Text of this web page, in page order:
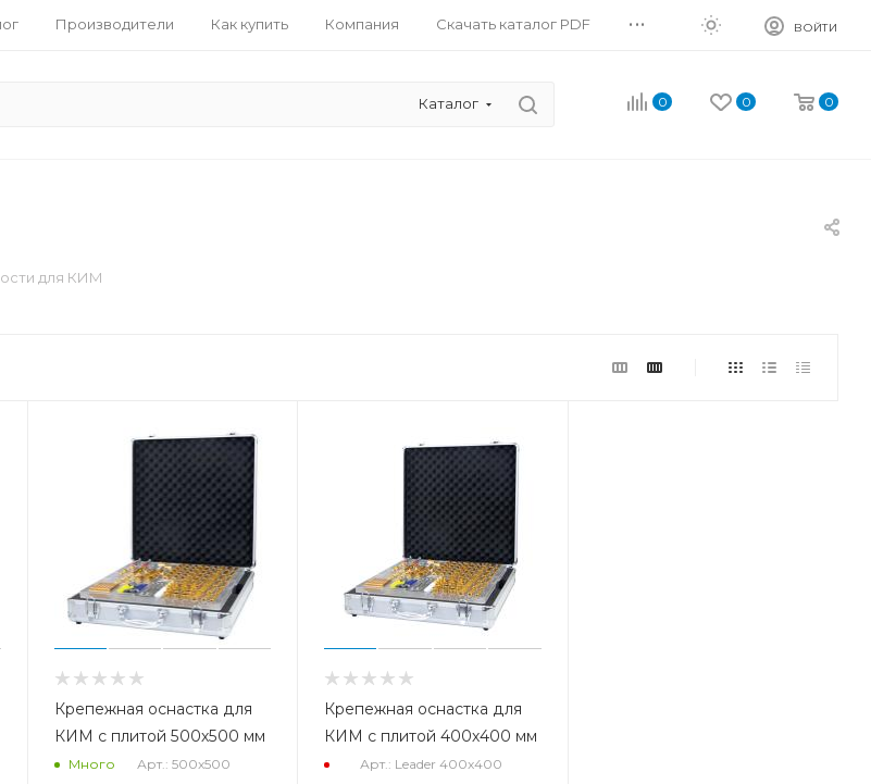
Производители Как купить Компания Скачать каталог PDF ... ВОЙТИ
Каталог 0 0 0
для КИМ
Крепежная оснастка для
КИМ с плитой 500х500 мм
Много Арт.: 500x500
Крепежная оснастка для
КИМ с плитой 400х400 мм
Арт.: Leader 400x400